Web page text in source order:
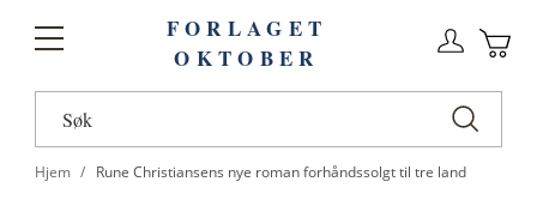
Toggle
FORLAGET
OKTOBER
Hjem Rune Christiansens nye roman forhåndssolgt til tre land